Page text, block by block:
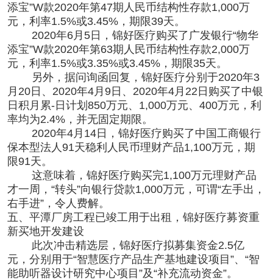
添宝”W款2020年第47期人民币结构性存款1,000万
元，利率1.5%或3.45%，期限39天。
2020年6月5日，锦好医疗购买了广发银行“物华
添宝”W款2020年第63期人民币结构性存款2,000万
元，利率1.5%或3.35%或3.45%，期限35天。
另外，据问询函回复，锦好医疗分别于2020年3
月20日、2020年4月9日、2020年4月22日购买了中银
日积月累-日计划850万元、1,000万元、400万元，利
率均为2.4%，并无固定期限。
2020年4月14日，锦好医疗购买了中国工商银行
保本型法人91天稳利人民币理财产品1,100万元，期
限91天。
这意味着，锦好医疗购买完1,100万元理财产品
才一周，“转头”向银行贷款1,000万元，可谓“左手出，
右手进”，令人费解。
五、平潭厂房工程已竣工用于出租，锦好医疗募资重
新买地开发建设
此次冲击精选层，锦好医疗拟募集资金2.5亿
元，分别用于“智慧医疗产品生产基地建设项目”、“智
能助听器设计研究中心项目”及“补充流动资金”。